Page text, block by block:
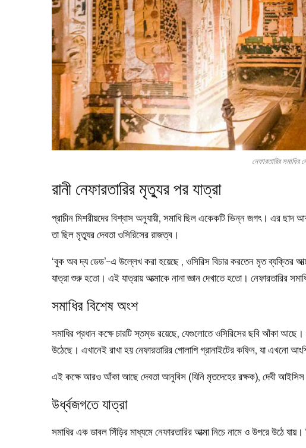
নেফারতারির সমাধির
রানী নেফারতারির মৃত্যুর পর যাত্রা
প্রাচীন মিশরীয়দের বিশ্বাস অনুযায়ী, সমাধি ছিল একেকটি ভিন্ন জগৎ। এর
তা ছিল মৃত্যুর দেবতা ওসিরিসের রাজত্ব।
‘বুক অব দ্য ডেড’-এ উল্লেখ করা হয়েছে , ওসিরিস বিচার করতেন মৃত ব্যক্তির
যাত্রা শুরু হতো। এই যাত্রায় আত্মাকে নানা জ্ঞান দেখাতে হতো। নেফারতারির
সমাধির বিশেষ অংশ
সমাধির প্রধান কক্ষে চারটি স্তম্ভ রয়েছে, যেগুলোতে ওসিরিসের ছবি আঁকা
উঠেছে। এখানেই রাখা হয় নেফারতারির গোলাপি গ্রানাইটের কফিন, যা এখনো
এই কক্ষে আরও আঁকা আছে দেবতা আনুবিস (যিনি মৃতদেহের রক্ষক), দেবী আইসিস
উর্ধ্বজগতে যাত্রা
সমাধির এক ডাবল সিঁড়ির মাধ্যমে নেফারতারির আত্মা নিচে নামে ও উপরে উঠে